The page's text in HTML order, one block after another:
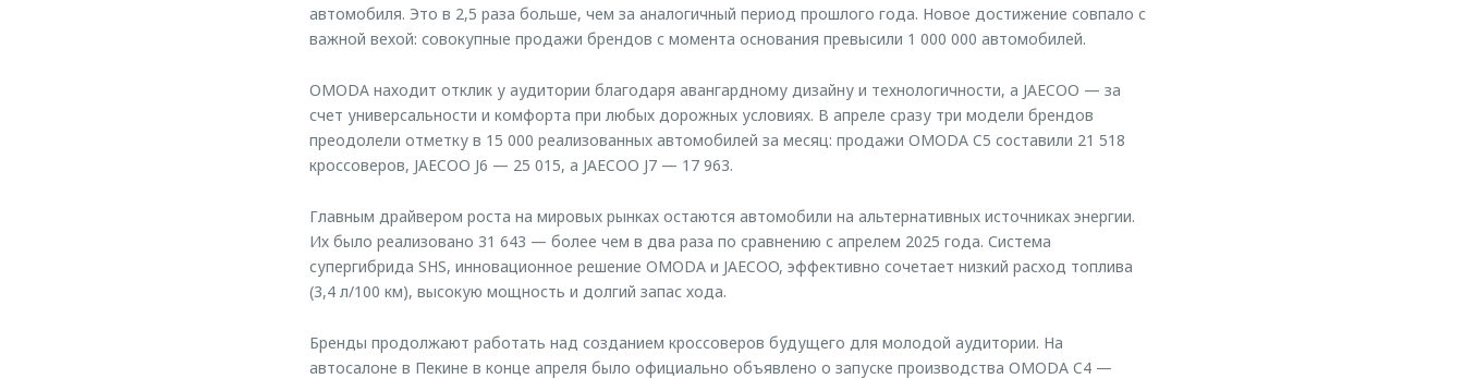
автомобиля. Это в 2,5 раза больше, чем за аналогичный период прошлого года. Новое достижение совпало с
важной вехой: совокупные продажи брендов с момента основания превысили 1 000 000 автомобилей.
OMODA находит отклик у аудитории благодаря авангардному дизайну и технологичности, а JAECOO — за
счет универсальности и комфорта при любых дорожных условиях. В апреле сразу три модели брендов
преодолели отметку в 15 000 реализованных автомобилей за месяц: продажи OMODA C5 составили 21 518
кроссоверов, JAECOO J6 — 25 015, а JAECOO J7 — 17 963.
Главным драйвером роста на мировых рынках остаются автомобили на альтернативных источниках энергии.
Их было реализовано 31 643 — более чем в два раза по сравнению с апрелем 2025 года. Система
супергибрида SHS, инновационное решение OMODA и JAECOO, эффективно сочетает низкий расход топлива
(3,4 л/100 км), высокую мощность и долгий запас хода.
Бренды продолжают работать над созданием кроссоверов будущего для молодой аудитории. На
автосалоне в Пекине в конце апреля было официально объявлено о запуске производства OMODA C4 —